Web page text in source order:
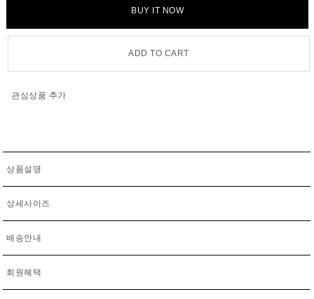
BUY IT NOW
ADD TO CART
관심상품 추가
상품설명
상세사이즈
배송안내
회원혜택